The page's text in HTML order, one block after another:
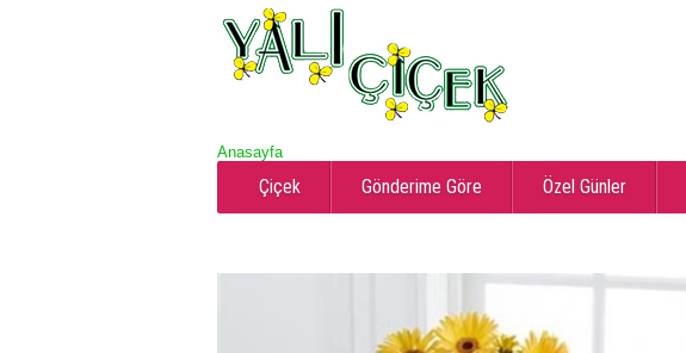
Anasayfa
Çiçek Gönderime Göre Özel Günler